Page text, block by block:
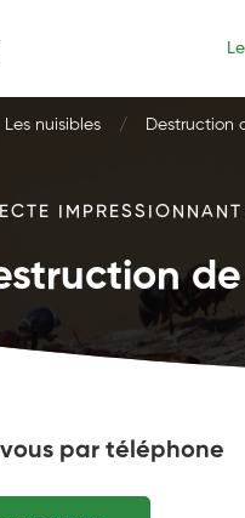
Les nuisibles Destruction
par téléphone